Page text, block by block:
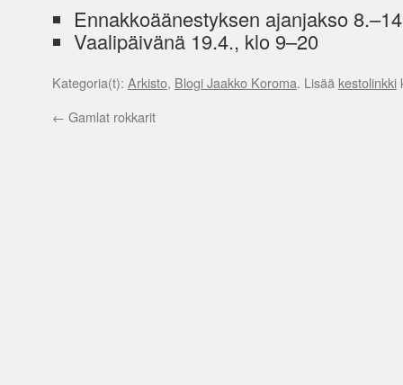
Ennakkoäänestyksen ajanjakso
Vaalipäivänä 19.4., klo 9–20
Kategoria(t): Arkisto, Blogi Jaakko Koroma. Lisää kestolinkki
← Gamlat rokkarit